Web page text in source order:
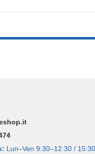
Lun–Ven 9:30–12:30 /